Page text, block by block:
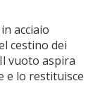
acciaio
cestino dei
vuoto aspira
e lo restituisce